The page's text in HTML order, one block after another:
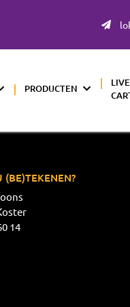
PRODUCTEN
LIVE
14